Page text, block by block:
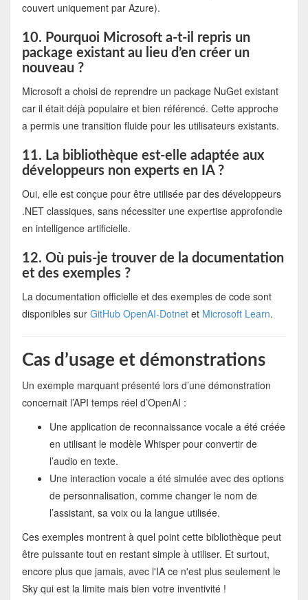
couvert uniquement par Azure).
10. Pourquoi Microsoft a-t-il repris un
package existant au lieu d’en créer un
nouveau ?
Microsoft a choisi de reprendre un package NuGet existant
car il était déjà populaire et bien référencé. Cette approche
a permis une transition fluide pour les utilisateurs existants.
11. La bibliothèque est-elle adaptée aux
développeurs non experts en IA ?
Oui, elle est conçue pour être utilisée par des développeurs
.NET classiques, sans nécessiter une expertise approfondie
en intelligence artificielle.
12. Où puis-je trouver de la documentation
et des exemples ?
La documentation officielle et des exemples de code sont
disponibles sur GitHub OpenAI-Dotnetet Microsoft Learn.
Cas d’usage et démonstrations
Un exemple marquant présenté lors d’une démonstration
concernait l’API temps réel d’OpenAI :
Une application de reconnaissance vocale a été créée
en utilisant le modèle Whisper pour convertir de
l’audio en texte.
Une interaction vocale a été simulée avec des options
de personnalisation, comme changer le nom de
l’assistant, sa voix ou la langue utilisée.
Ces exemples montrent à quel point cette bibliothèque peut
être puissante tout en restant simple à utiliser. Et surtout,
encore plus que jamais, avec l'IA ce n'est plus seulement le
Sky qui est la limite mais bien votre inventivité !